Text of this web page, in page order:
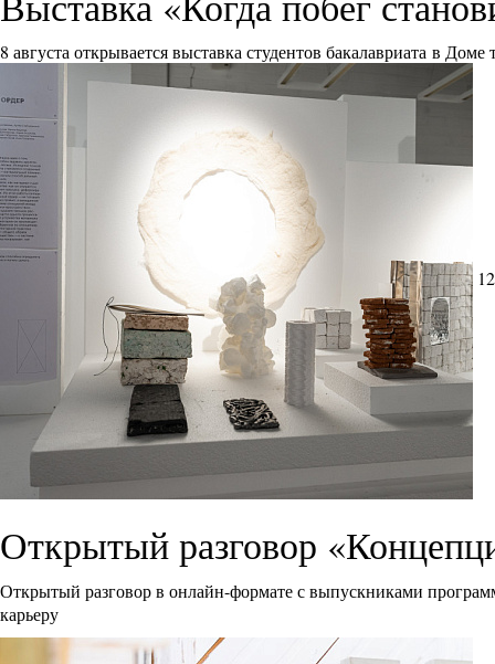
8 августа открывается выставка студентов бакалавриата в
Открытый разговор
Открытый разговор в онлайн-формате с выпускниками
карьеру